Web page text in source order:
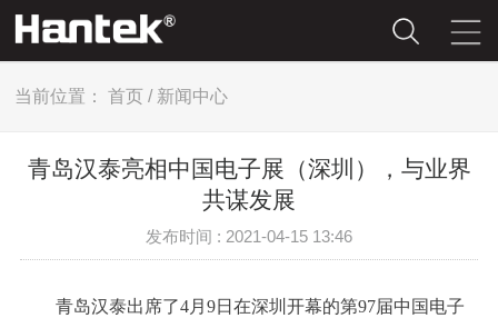
当前位置： 首页 / 新闻中心
青岛汉泰亮相中国电子展（深圳），与业界
共谋发展
发布时间 : 2021-04-15 13:46
青岛汉泰出席了4月9日在深圳开幕的第97届中国电子